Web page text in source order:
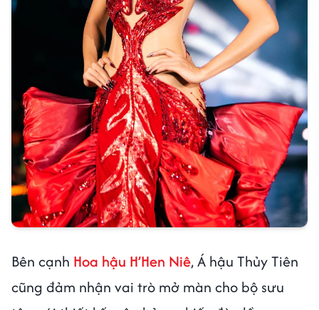
Bên cạnh Hoa hậu H’Hen Niê, Á hậu Thủy Tiên
cũng đảm nhận vai trò mở màn cho bộ sưu